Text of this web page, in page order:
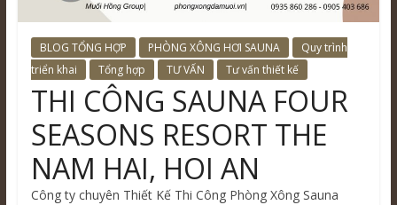
BLOG TỔNG HỢP PHÒNG XÔNG HƠI SAUNA
Quy trình
triển khai
Tổng hợp TƯ VẤN Tư vấn thiết kế
THI CÔNG SAUNA FOUR
SEASONS RESORT THE
NAM HAI, HOI AN
Công ty chuyên Thiết Kế Thi Công Phòng Xông Sauna